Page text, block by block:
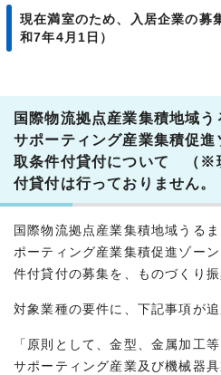
現在満室のため、入居企業の募
和7年4月1日）
国際物流拠点産業集積地域
サポーティング産業集積促
取条件付貸付について （※
付貸付は行っておりません。
国際物流拠点産業集積地域うる
ポーティング産業集積促進ゾー
件付貸付の募集を、ものづくり
対象業種の要件に、下記事項が追
「原則として、金型、金属加工
サポーティング産業及び機械器